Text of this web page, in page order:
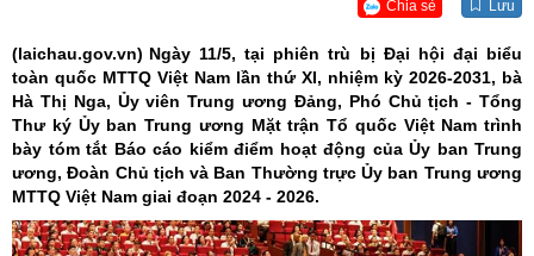
Chia sẻ Lưu
(laichau.gov.vn) Ngày 11/5, tại phiên trù bị Đại hội đại biểu
toàn quốc MTTQ Việt Nam lần thứ XI, nhiệm kỳ 2026-2031, bà
Hà Thị Nga, Ủy viên Trung ương Đảng, Phó Chủ tịch - Tổng
Thư ký Ủy ban Trung ương Mặt trận Tổ quốc Việt Nam trình
bày tóm tắt Báo cáo kiểm điểm hoạt động của Ủy ban Trung
ương, Đoàn Chủ tịch và Ban Thường trực Ủy ban Trung ương
MTTQ Việt Nam giai đoạn 2024 - 2026.